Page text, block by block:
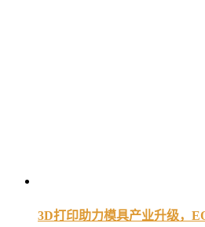
3D打印助力模具产业升级，